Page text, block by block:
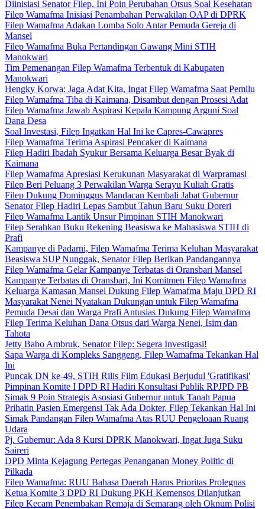
Diinisiasi Senator Filep, Ini Poin Perubahan Otsus Soal Kesehatan
Filep Wamafma Inisiasi Penambahan Perwakilan OAP di DPRK
Filep Wamafma Adakan Lomba Solo Antar Pemuda Gereja di
Mansel
Filep Wamafma Buka Pertandingan Gawang Mini STIH
Manokwari
Tim Pemenangan Filep Wamafma Terbentuk di Kabupaten
Manokwari
Hengky Korwa: Jaga Adat Kita, Ingat Filep Wamafma Saat Pemilu
Filep Wamafma Tiba di Kaimana, Disambut dengan Prosesi Adat
Filep Wamafma Jawab Aspirasi Kepala Kampung Arguni Soal
Dana Desa
Soal Investasi, Filep Ingatkan Hal Ini ke Capres-Cawapres
Filep Wamafma Terima Aspirasi Pencaker di Kaimana
Filep Hadiri Ibadah Syukur Bersama Keluarga Besar Byak di
Kaimana
Filep Wamafma Apresiasi Kerukunan Masyarakat di Warpramasi
Filep Beri Peluang 3 Perwakilan Warga Serayu Kuliah Gratis
Filep Dukung Dominggus Mandacan Kembali Jabat Gubernur
Senator Filep Hadiri Lepas Sambut Tahun Baru Suku Doreri
Filep Wamafma Lantik Unsur Pimpinan STIH Manokwari
Filep Serahkan Buku Rekening Beasiswa ke Mahasiswa STIH di
Prafi
Kampanye di Padarni, Filep Wamafma Terima Keluhan Masyarakat
Beasiswa SUP Nunggak, Senator Filep Berikan Pandangannya
Filep Wamafma Gelar Kampanye Terbatas di Oransbari Mansel
Kampanye Terbatas di Oransbari, Ini Komitmen Filep Wamafma
Keluarga Kamasan Mansel Dukung Filep Wamafma Maju DPD RI
Masyarakat Nenei Nyatakan Dukungan untuk Filep Wamafma
Pemuda Desai dan Warga Prafi Antusias Dukung Filep Wamafma
Filep Terima Keluhan Dana Otsus dari Warga Nenei, Isim dan
Tahota
Jetty Babo Ambruk, Senator Filep: Segera Investigasi!
Sapa Warga di Kompleks Sanggeng, Filep Wamafma Tekankan Hal
Ini
Puncak DN ke-49, STIH Rilis Film Edukasi Berjudul 'Gratifikasi'
Pimpinan Komite I DPD RI Hadiri Konsultasi Publik RPJPD PB
Simak 9 Poin Strategis Asosiasi Gubernur untuk Tanah Papua
Prihatin Pasien Emergensi Tak Ada Dokter, Filep Tekankan Hal Ini
Simak Pandangan Filep Wamafma Atas RUU Pengeloaan Ruang
Udara
Pj. Gubernur: Ada 8 Kursi DPRK Manokwari, Ingat Juga Suku
Saireri
DPD Minta Kejagung Pertegas Penanganan Money Politic di
Pilkada
Filep Wamafma: RUU Bahasa Daerah Harus Prioritas Prolegnas
Ketua Komite 3 DPD RI Dukung PKH Kemensos Dilanjutkan
Filep Kecam Penembakan Remaja di Semarang oleh Oknum Polisi